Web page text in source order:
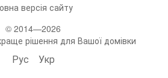
версія сайту
© 2014—2026
рішення для Вашої домівки
Рус Укр